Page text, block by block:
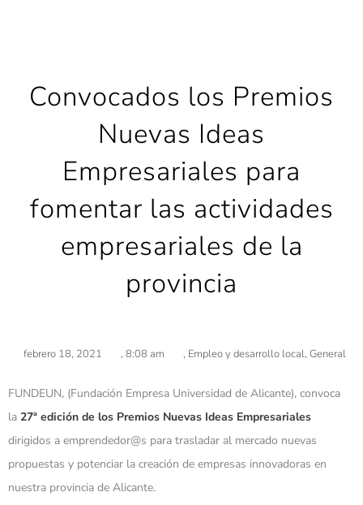
Convocados los Premios
Nuevas Ideas
Empresariales para
fomentar las actividades
empresariales de la
provincia
febrero 18, 2021 , 8:08 am , Empleo y desarrollo local, General
FUNDEUN, (Fundación Empresa Universidad de Alicante), convoca
la 27ª edición de los Premios Nuevas Ideas Empresariales
dirigidos a emprendedor@s para trasladar al mercado nuevas
propuestas y potenciar la creación de empresas innovadoras en
nuestra provincia de Alicante.